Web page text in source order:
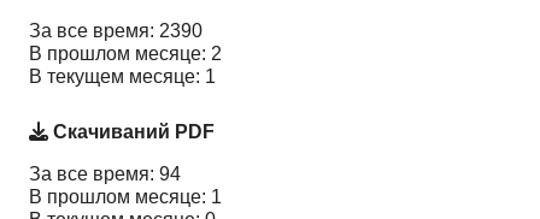
За все время: 2390
В прошлом месяце: 2
В текущем месяце: 1
Скачиваний PDF
За все время: 94
В прошлом месяце: 1